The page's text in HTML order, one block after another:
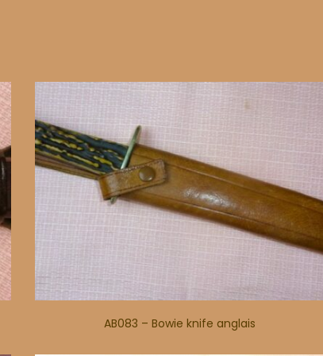
AB083 – Bowie knife anglais